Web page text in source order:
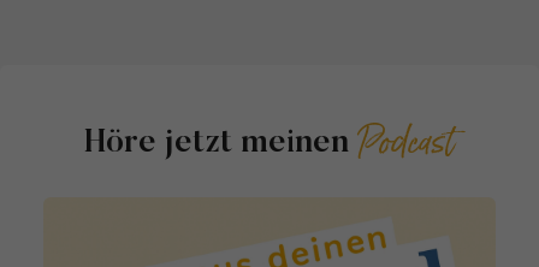
Höre jetzt meinenPodcast